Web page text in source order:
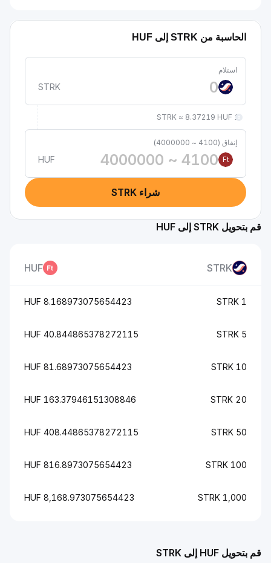
الحاسبة من STRK إلى HUF
استلام
STRK
1 STRK ≈ 8.37219 HUF
إنفاق (4100 ~ 4000000)
Ft
HUF
شراء STRK
قم بتحويل STRK إلى HUF
STRK
HUF
1 STRK
8.168973075654423 HUF
5 STRK
40.844865378272115 HUF
10 STRK
81.68973075654423 HUF
20 STRK
163.37946151308846 HUF
50 STRK
408.44865378272115 HUF
100 STRK
816.8973075654423 HUF
1,000 STRK
8,168.973075654423 HUF
قم بتحويل HUF إلى STRK